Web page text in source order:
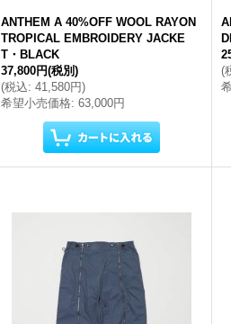
ANTHEM A 40%OFF WOOL RAYON
TROPICAL EMBROIDERY JACKE
T・BLACK
37,800円(税別)
(税込: 41,580円)
希望小売価格: 63,000円
(